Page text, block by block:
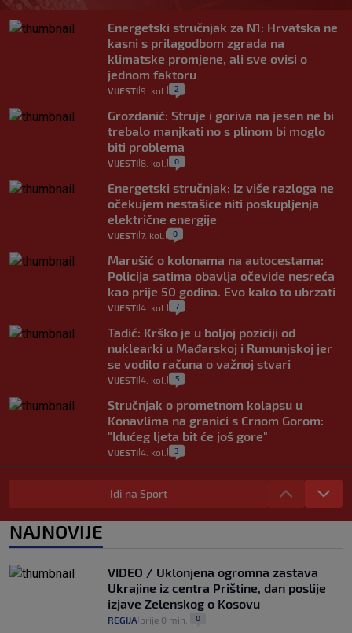
Energetski stručnjak za N1: Hrvatska ne
kasni s prilagodbom zgrada na
klimatske promjene, ali sve ovisi o
jednom faktoru
VIJESTI 9. kol. 2
Grozdanić: Struje i goriva na jesen ne bi
trebalo manjkati no s plinom bi moglo
biti problema
VIJESTI 8. kol. 0
Energetski stručnjak: Iz više razloga ne
očekujem nestašice niti poskupljenja
električne energije
VIJESTI 7. kol. 0
Marušić o kolonama na autocestama:
Policija satima obavlja očevide nesreća
kao prije 50 godina. Evo kako to ubrzati
VIJESTI 4. kol. 7
Tadić: Krško je u boljoj poziciji od
nuklearki u Mađarskoj i Rumunjskoj jer
se vodilo računa o važnoj stvari
VIJESTI 4. kol. 5
Stručnjak o prometnom kolapsu u
Konavlima na granici s Crnom Gorom:
"Idućeg ljeta bit će još gore"
VIJESTI 4. kol. 3
Iz Hrvatske u Italiju može se i preko
mora. Provjerili smo brodske linije i
2
rajčica košta deset eura: "Nećete ih
vidjeti na akcijama u trgovinama"
VIJESTI 8
Idi na Sport
NAJNOVIJE
VIDEO / Uklonjena ogromna zastava
Ukrajine iz centra Prištine, dan poslije
izjave Zelenskog o Kosovu
REGIJA prije 0 min. 0